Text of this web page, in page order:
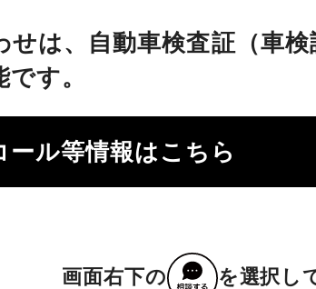
は、自動車検査証（車
す。
ール等情報はこちら
画面右下の を選択し